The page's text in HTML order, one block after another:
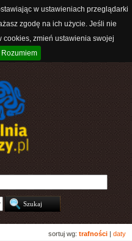
w ustawieniach przeglądarki
zgodę na ich użycie. Jeśli nie
zmień ustawienia swojej
Rozumiem
sortuj wg: trafności daty